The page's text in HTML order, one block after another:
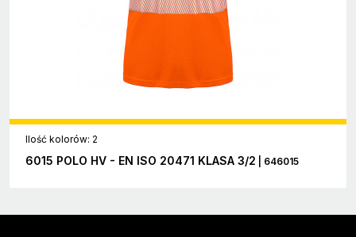
Ilość kolorów: 2
6015 POLO HV - EN ISO 20471 KLASA 3/2 | 646015